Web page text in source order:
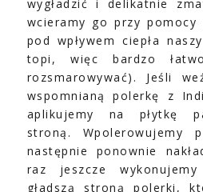
wygładzić i delikatnie
wcieramy go przy pomocy
pod wpływem ciepła
topi, więc bardzo
rozsmarowywać). Jeśli
wspomnianą polerkę z
aplikujemy na płytkę
stroną. Wpolerowujemy
następnie ponownie
raz jeszcze
gładszą stroną polerki,